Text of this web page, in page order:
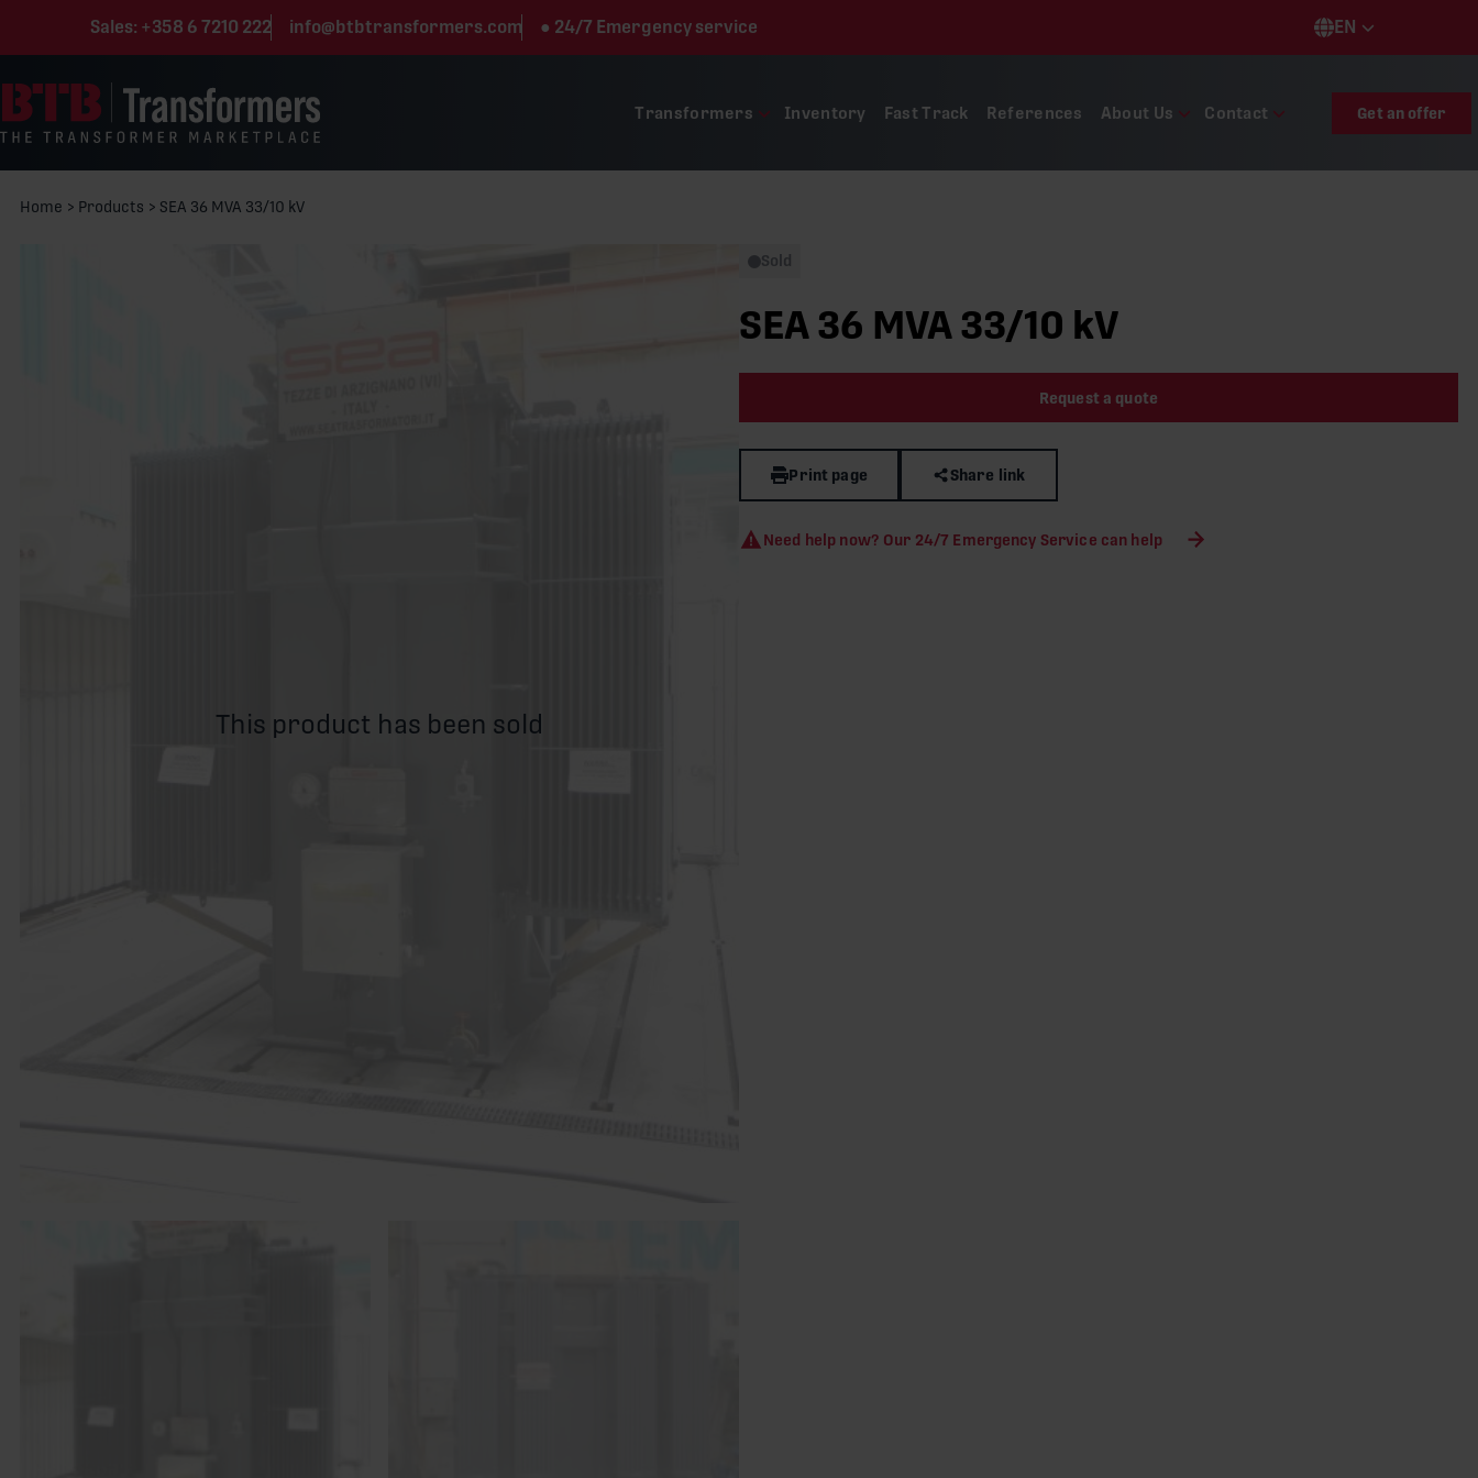
Sales: +358 6 7210 222 info@btbtransformers.com ● 24/7 Emergency service EN
Languages
Transformers Inventory Fast Track References About Us Contact Get an offer
Home > Products > SEA 36 MVA 33/10 kV
This product has been sold
Sold
SEA 36 MVA 33/10 kV
Request a quote
Print page Share link
Need help now? Our 24/7 Emergency Service can help